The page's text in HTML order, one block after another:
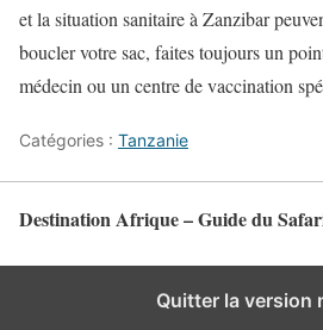
et la situation sanitaire à Zanzibar
boucler votre sac, faites toujours un
médecin ou un centre de vaccination
Catégories : Tanzanie
Destination Afrique – Guide du
Quitter la version